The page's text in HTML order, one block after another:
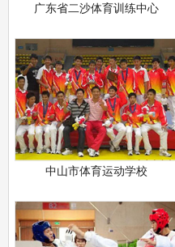
广东省二沙体育训练中心
中山市体育运动学校